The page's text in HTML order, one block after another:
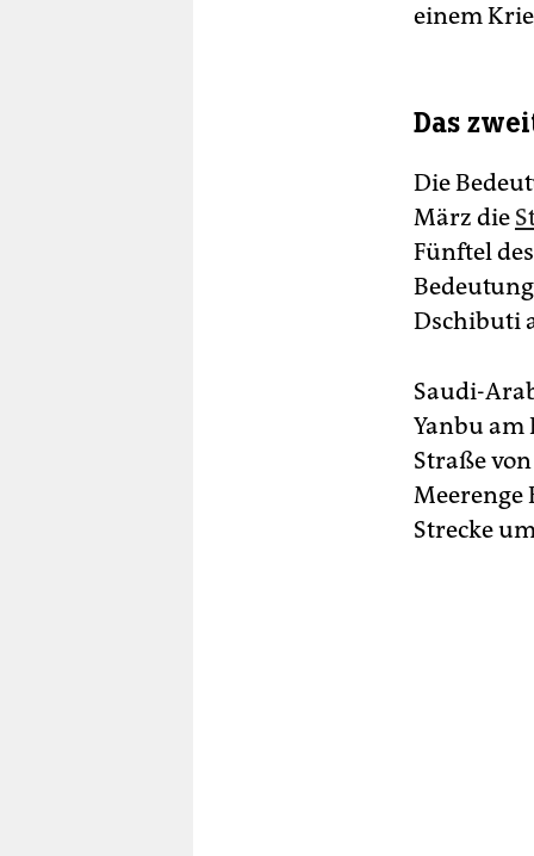
einem
Das
Die
März die
Fünftel
Dschibuti
Saudi-
Yanbu am
Straße
Meerenge
Strecke